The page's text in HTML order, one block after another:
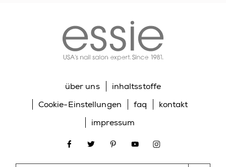
über uns
inhaltsstoffe
Cookie-Einstellungen
faq
kontakt
impressum
facebooktwitter pinterestyoutubeinstagram